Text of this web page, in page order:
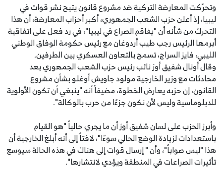
وتحرّكت المعارضة التركية ضد مشروع قانون يتيح نشر قوات في
ليبيا، إذ أعلن حزب الشعب الجمهوري، أكبر أحزاب المعارضة، أن هذا
التحرك من شأنه أن "يفاقم الصراع في ليبيا"، في رد فعل على اتفاقية
أبرمها الرئيس رجب طيب أردوغان مع رئيس حكومة الوفاق الوطني
الليبي، فايز السراج، تسمح بالتعاون العسكري بين الطرفين.
وقال أونال شفيق أوز نائب رئيس حزب الشعب الجمهوري بعد
محادثات مع وزير الخارجية مولود جاويش أوغلو بشأن مشروع
القانون، إن حزبه يعارض الخطوة، مضيفاً أنه "ينبغي أن تكون الأولوية
للدبلوماسية وليس لأن نكون جزءًا من حرب بالوكالة".
وأبرز الحزب على لسان شفيق أوز أن ما يجري حالياً "هو القيام
باستعدادات لزيادة الوضع الحالي سوءًا"، لافتاً إلى أنه أبلغ الخارجية أن
هذا "ليس صواباً"، وأن " إرسال قوات إلى هناك في هذه الحالة سيوسع
تأثيرات الصراعات في المنطقة ويؤدي لانتشارها".